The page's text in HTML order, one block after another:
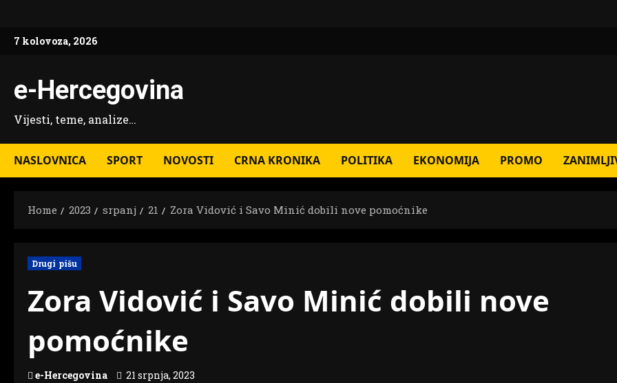
content
7 kolovoza, 2026
e-Hercegovina
Vijesti, teme, analize…
NASLOVNICA SPORT NOVOSTI CRNA KRONIKA POLITIKA EKONOMIJA PROMO
Home 2023 srpanj 21 Zora Vidović i Savo Minić dobili nove pomoćnike
Drugi pišu
Zora Vidović i Savo Minić dobili nove
pomoćnike
e-Hercegovina 21 srpnja, 2023